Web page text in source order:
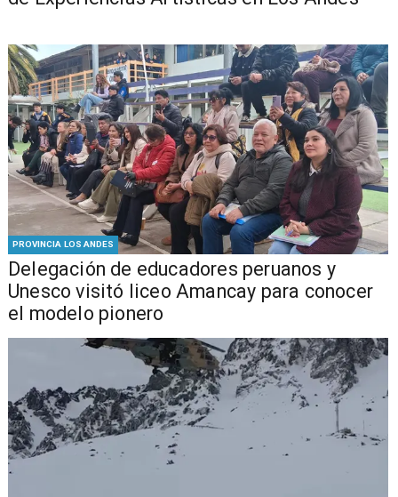
PROVINCIA LOS ANDES
Delegación de educadores peruanos y
Unesco visitó liceo Amancay para conocer
el modelo pionero